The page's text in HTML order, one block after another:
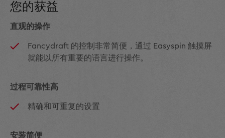
您的获益
直观的操作
Fancydraft 的控制非常简便，通过 Easyspin 触摸屏
就能以所有重要的语言进行操作。
过程可靠性高
精确和可重复的设置
安装简便